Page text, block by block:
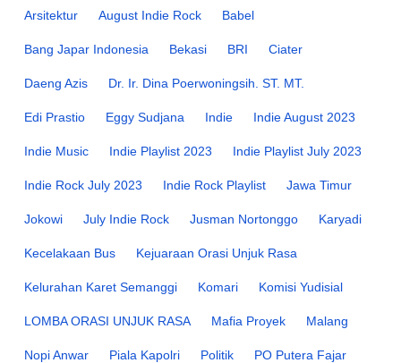
Arsitektur August Indie Rock Babel
Bang Japar Indonesia Bekasi BRI Ciater
Daeng Azis Dr. Ir. Dina Poerwoningsih. ST. MT.
Edi Prastio Eggy Sudjana Indie Indie August 2023
Indie Music Indie Playlist 2023 Indie Playlist July 2023
Indie Rock July 2023 Indie Rock Playlist Jawa Timur
Jokowi July Indie Rock Jusman Nortonggo Karyadi
Kecelakaan Bus Kejuaraan Orasi Unjuk Rasa
Kelurahan Karet Semanggi Komari Komisi Yudisial
LOMBA ORASI UNJUK RASA Mafia Proyek Malang
Nopi Anwar Piala Kapolri Politik PO Putera Fajar